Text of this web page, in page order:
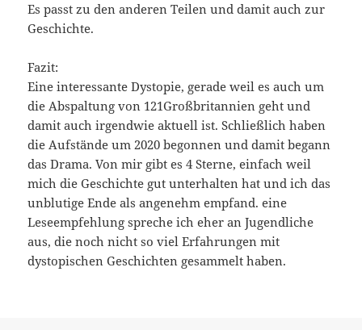
Es passt zu den anderen Teilen und damit auch zur
Geschichte.
Fazit:
Eine interessante Dystopie, gerade weil es auch um
die Abspaltung von 121Großbritannien geht und
damit auch irgendwie aktuell ist. Schließlich haben
die Aufstände um 2020 begonnen und damit begann
das Drama. Von mir gibt es 4 Sterne, einfach weil
mich die Geschichte gut unterhalten hat und ich das
unblutige Ende als angenehm empfand. eine
Leseempfehlung spreche ich eher an Jugendliche
aus, die noch nicht so viel Erfahrungen mit
dystopischen Geschichten gesammelt haben.